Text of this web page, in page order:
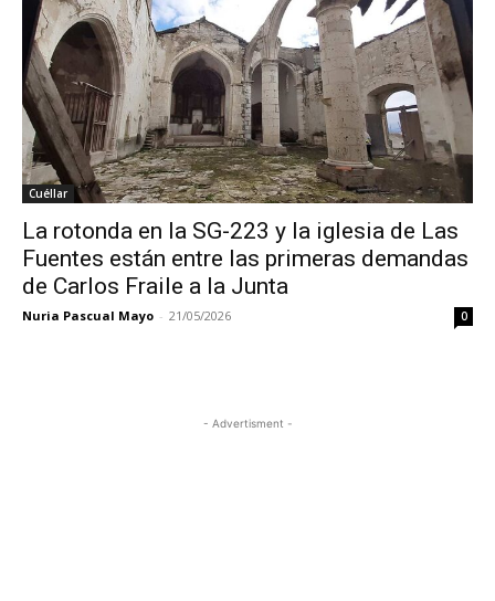
Cuéllar
La rotonda en la SG-223 y la iglesia de Las
Fuentes están entre las primeras demandas
de Carlos Fraile a la Junta
Nuria Pascual Mayo - 21/05/2026 0
- Advertisment -